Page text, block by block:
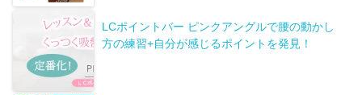
LCポイントバー ピンクアングルで腰の動かし
方の練習+自分が感じるポイントを発見！